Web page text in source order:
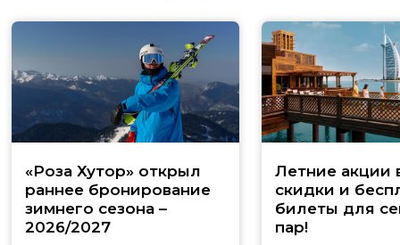
«Роза Хутор» открыл
раннее бронирование
зимнего сезона –
2026/2027
Летние акции
скидки и
билеты для
пар!